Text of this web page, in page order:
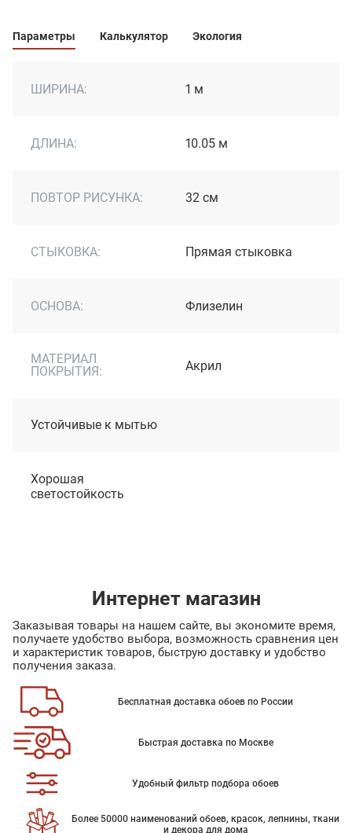
Параметры Калькулятор Экология
ШИРИНА: 1 м
ДЛИНА: 10.05 м
ПОВТОР РИСУНКА: 32 см
СТЫКОВКА: Прямая стыковка
ОСНОВА: Флизелин
МАТЕРИАЛ
ПОКРЫТИЯ:
Акрил
Устойчивые к мытью
Хорошая
светостойкость
Интернет магазин
Заказывая товары на нашем сайте, вы экономите время,
получаете удобство выбора, возможность сравнения цен
и характеристик товаров, быструю доставку и удобство
получения заказа.
Бесплатная доставка обоев по России
Быстрая доставка по Москве
Удобный фильтр подбора обоев
Более 50000 наименований обоев, красок, лепнины, ткани
и декора для дома